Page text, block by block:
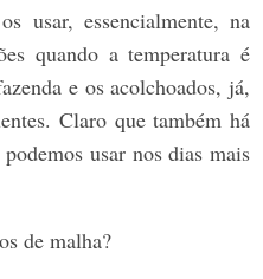
usar, essencialmente, na
quando a temperatura é
e os acolchoados, já,
Claro que também há
usar nos dias mais
de malha?